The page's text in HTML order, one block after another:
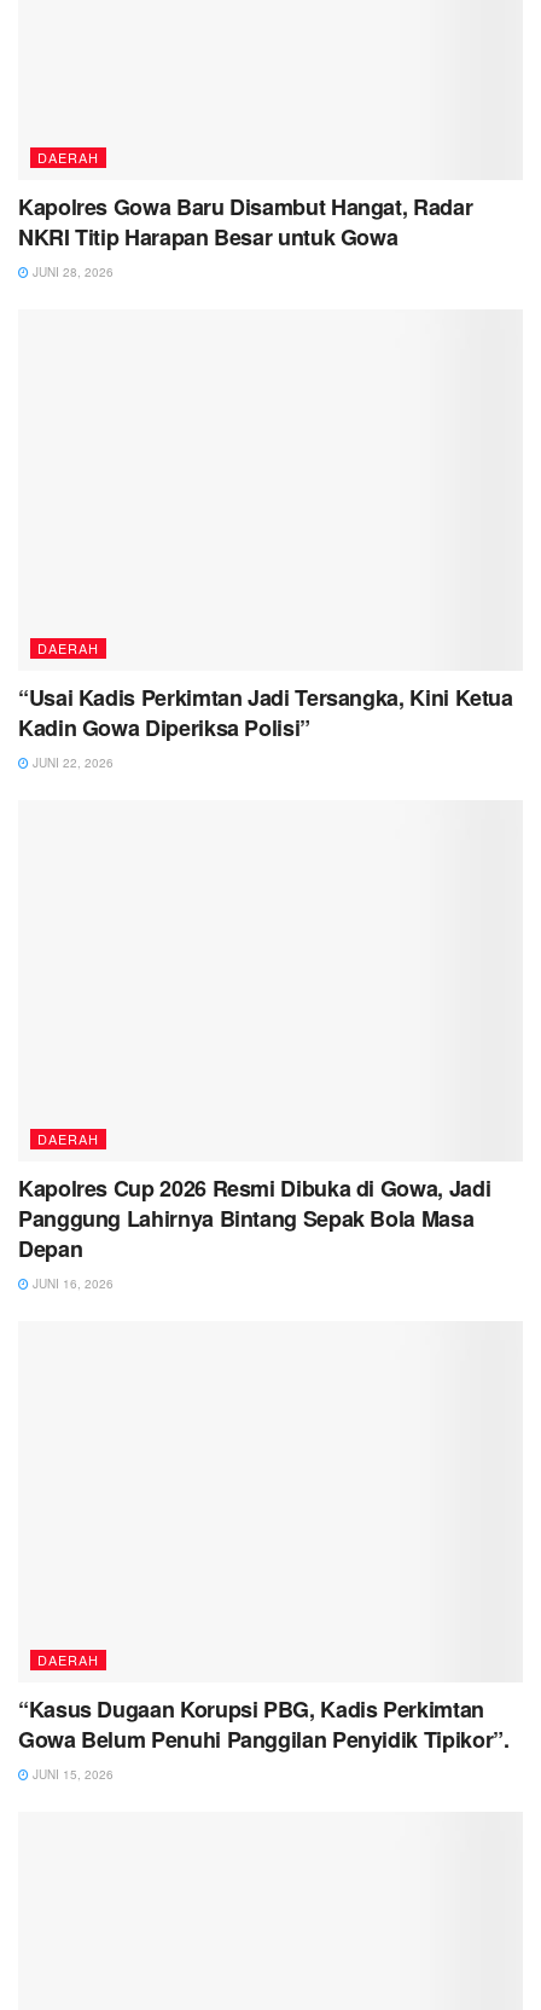
DAERAH
Kapolres Gowa Baru Disambut Hangat, Radar
NKRI Titip Harapan Besar untuk Gowa
JUNI 28, 2026
DAERAH
“Usai Kadis Perkimtan Jadi Tersangka, Kini Ketua
Kadin Gowa Diperiksa Polisi”
JUNI 22, 2026
DAERAH
Kapolres Cup 2026 Resmi Dibuka di Gowa, Jadi
Panggung Lahirnya Bintang Sepak Bola Masa
Depan
JUNI 16, 2026
DAERAH
“Kasus Dugaan Korupsi PBG, Kadis Perkimtan
Gowa Belum Penuhi Panggilan Penyidik Tipikor”.
JUNI 15, 2026